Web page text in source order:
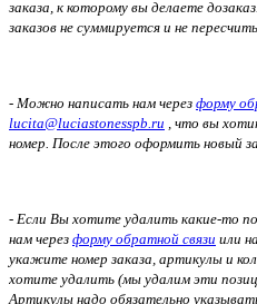
заказа, к которому вы делаете
заказов не суммируется и не
- Можно написать нам через форму
lucita@luciastonesspb.ru , что вы
номер. После этого оформить новый
- Если Вы хотите удалить какие-то
нам через форму обратной связи или
укажите номер заказа, артикулы и
хотите удалить (мы удалим эти
Артикулы надо обязательно